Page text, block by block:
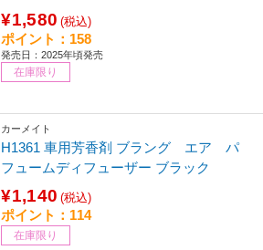
¥1,580 (税込)
ポイント：158
発売日：2025年頃発売
在庫限り
カーメイト
H1361 車用芳香剤 ブラング エア パ
フュームディフューザー ブラック
¥1,140 (税込)
ポイント：114
在庫限り